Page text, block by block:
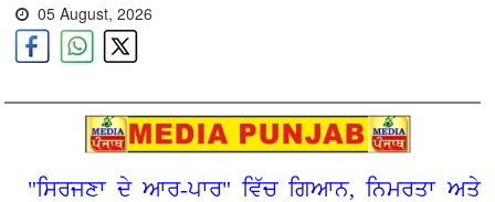
05 August, 2026
"ਸਿਰਜਣਾ ਦੇ ਆਰ-ਪਾਰ" ਵਿੱਚ ਗਿਆਨ, ਨਿਮਰਤਾ ਅਤੇ